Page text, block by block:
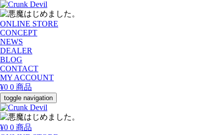
ONLINE STORE
CONCEPT
NEWS
DEALER
BLOG
CONTACT
MY ACCOUNT
¥0 0 商品
toggle navigation
¥0 0 商品